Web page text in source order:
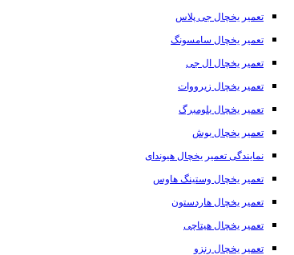
تعمیر یخچال جی پلاس
تعمیر یخچال سامسونگ
تعمیر یخچال ال جی
تعمیر یخچال زیرووات
تعمیر یخچال بلومبرگ
تعمیر یخچال بوش
نمایندگی تعمیر یخچال هیوندای
تعمیر یخچال وستینگ هاوس
تعمیر یخچال هاردستون
تعمیر یخچال هیتاچی
تعمیر یخچال رنزو